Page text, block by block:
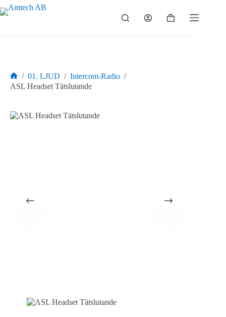
Hoppa
till
Varukorg
Hem
/ 01. LJUD / Intercom-Radio /
ASL Headset Tätslutande